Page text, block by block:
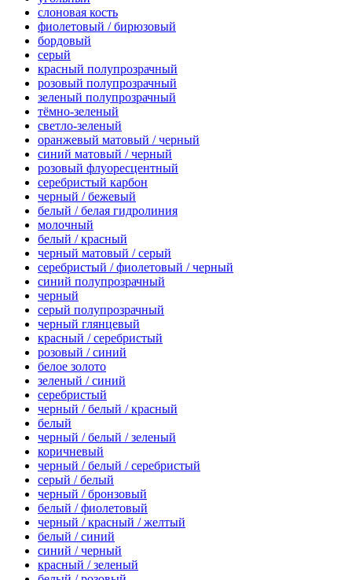
слоновая кость
фиолетовый / бирюзовый
бордовый
серый
красный полупрозрачный
розовый полупрозрачный
зеленый полупрозрачный
тёмно-зеленый
светло-зеленый
оранжевый матовый / черный
синий матовый / черный
розовый флуоресцентный
серебристый карбон
черный / бежевый
белый / белая гидролиния
молочный
белый / красный
черный матовый / серый
серебристый / фиолетовый / черный
синий полупрозрачный
черный
серый полупрозрачный
черный глянцевый
красный / серебристый
розовый / синий
белое золото
зеленый / синий
серебристый
черный / белый / красный
белый
черный / белый / зеленый
коричневый
черный / белый / серебристый
серый / белый
черный / бронзовый
белый / фиолетовый
черный / красный / желтый
белый / синий
синий / черный
красный / зеленый